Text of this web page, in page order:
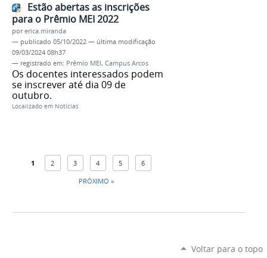
Estão abertas as inscrições
para o Prêmio MEI 2022
porerica.miranda
— publicado 05/10/2022 — última modificação
09/03/2024 08h37
— registrado em: Prêmio MEI, Campus Arcos
Os docentes interessados podem
se inscrever até dia 09 de
outubro.
Localizado em Notícias
1 2 3 4 5
6
PRÓXIMO »
Voltar para o topo